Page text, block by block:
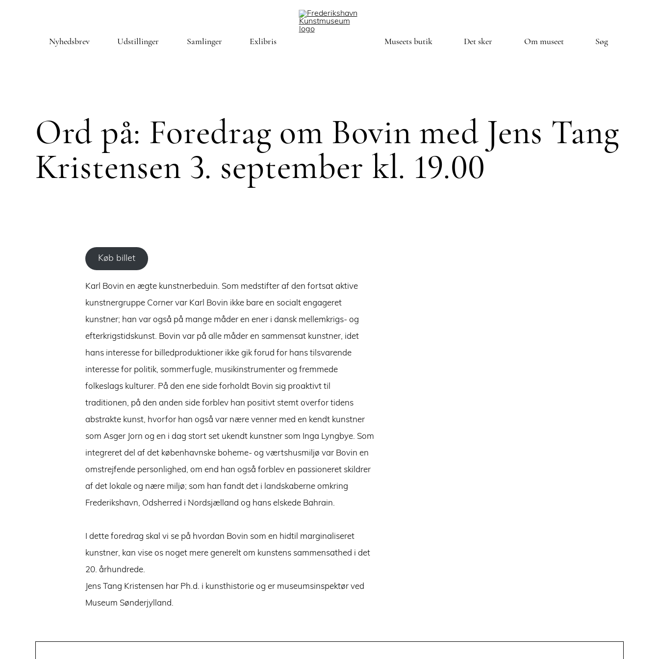
Nyhedsbrev Udstillinger Samlinger Exlibris Museets butik Det sker Om museet Søg
Ord på: Foredrag om Bovin med Jens Tang
Kristensen 3. september kl. 19.00
Køb billet
Karl Bovin en ægte kunstnerbeduin. Som medstifter af den fortsat aktive
kunstnergruppe Corner var Karl Bovin ikke bare en socialt engageret
kunstner; han var også på mange måder en ener i dansk mellemkrigs- og
efterkrigstidskunst. Bovin var på alle måder en sammensat kunstner, idet
hans interesse for billedproduktioner ikke gik forud for hans tilsvarende
interesse for politik, sommerfugle, musikinstrumenter og fremmede
folkeslags kulturer. På den ene side forholdt Bovin sig proaktivt til
traditionen, på den anden side forblev han positivt stemt overfor tidens
abstrakte kunst, hvorfor han også var nære venner med en kendt kunstner
som Asger Jorn og en i dag stort set ukendt kunstner som Inga Lyngbye. Som
integreret del af det københavnske boheme- og værtshusmiljø var Bovin en
omstrejfende personlighed, om end han også forblev en passioneret skildrer
af det lokale og nære miljø; som han fandt det i landskaberne omkring
Frederikshavn, Odsherred i Nordsjælland og hans elskede Bahrain.
I dette foredrag skal vi se på hvordan Bovin som en hidtil marginaliseret
kunstner, kan vise os noget mere generelt om kunstens sammensathed i det
20. århundrede.
Jens Tang Kristensen har Ph.d. i kunsthistorie og er museumsinspektør ved
Museum Sønderjylland.